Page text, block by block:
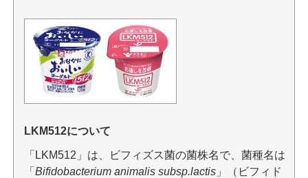
LKM512について
「LKM512」は、ビフィズス菌の菌株名で、菌種名は
「 Bifidobacterium animalis subsp.lactis」（ビフィド